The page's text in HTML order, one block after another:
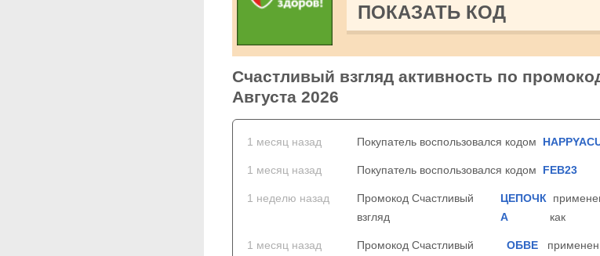
ПОКАЗАТЬ КОД
Счастливый взгляд активность по
Августа 2026
1 месяц назад Покупатель воспользовался кодом
1 месяц назад Покупатель воспользовался кодом FEB23
1 неделю назад
Промокод Счастливый
взгляд
ЦЕПОЧК
А
как
1 месяц назад
Промокод Счастливый
ОБВЕ